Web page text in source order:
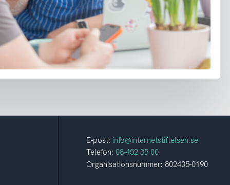
E-post: info@internetstiftelsen.se
Telefon: 08-452 35 00
Organisationsnummer: 802405-0190